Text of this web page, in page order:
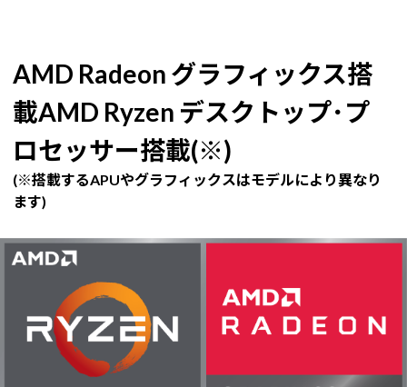
AMD Radeon グラフィックス搭
載AMD Ryzen デスクトップ･プ
ロセッサー搭載(※)
(※搭載するAPUやグラフィックスはモデルにより異なり
ます)